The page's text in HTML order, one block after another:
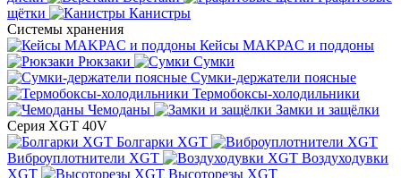
щётки
Канистры
Системы хранения
Кейсы MAKPAC и поддоны
Рюкзаки
Сумки
Сумки-держатели поясные
Термобоксы-холодильники
Чемоданы
Замки и защёлки
Серия XGT 40V
Болгарки XGT
Виброуплотнители XGT
Воздуходувки
XGT
Высоторезы XGT